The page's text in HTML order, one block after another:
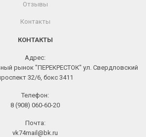
Отзывы
Контакты
КОНТАКТЫ
Адрес:
рынок "ПЕРЕКРЕСТОК" ул. Свердловский
32/6, бокс 3411
Телефон:
8 (908) 060-60-20
Почта:
vk74mail@bk.ru